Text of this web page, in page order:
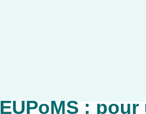
EUPoMS : pour